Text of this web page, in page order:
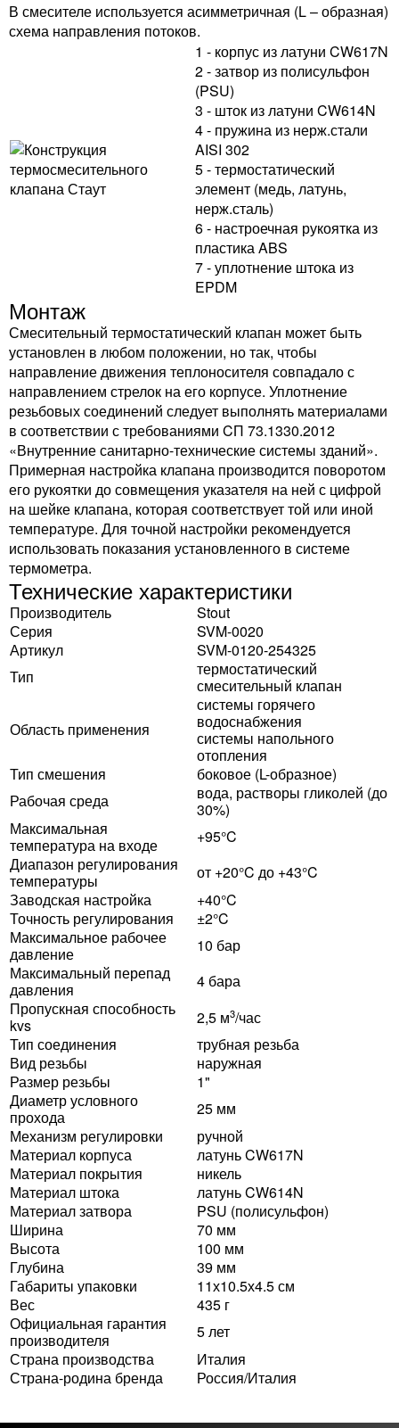
В смесителе используется асимметричная (L – образная)
схема направления потоков.
1 - корпус из латуни CW617N
2 - затвор из полисульфон
(PSU)
3 - шток из латуни CW614N
4 - пружина из нерж.стали
AISI 302
5 - термостатический
элемент (медь, латунь,
нерж.сталь)
6 - настроечная рукоятка из
пластика ABS
7 - уплотнение штока из
EPDM
Монтаж
Смесительный термостатический клапан может быть
установлен в любом положении, но так, чтобы
направление движения теплоносителя совпадало с
направлением стрелок на его корпусе. Уплотнение
резьбовых соединений следует выполнять материалами
в соответствии с требованиями CП 73.1330.2012
«Внутренние санитарно-технические системы зданий».
Примерная настройка клапана производится поворотом
его рукоятки до совмещения указателя на ней с цифрой
на шейке клапана, которая соответствует той или иной
температуре. Для точной настройки рекомендуется
использовать показания установленного в системе
термометра.
Технические характеристики
Производитель
Stout
Серия
SVM-0020
Артикул
SVM-0120-254325
Тип
термостатический
смесительный клапан
Область применения
системы горячего
водоснабжения
системы напольного
отопления
Тип смешения
боковое (L-образное)
Рабочая среда
вода, растворы гликолей (до
30%)
Максимальная
температура на входе
+95°C
Диапазон регулирования
температуры
от +20°C до +43°C
Заводская настройка
+40°C
Точность регулирования
±2°C
Максимальное рабочее
давление
10 бар
Максимальный перепад
давления
4 бара
Пропускная способность
kvs
2,5 м3/час
Тип соединения
трубная резьба
Вид резьбы
наружная
Размер резьбы
1"
Диаметр условного
прохода
25 мм
Механизм регулировки
ручной
Материал корпуса
латунь CW617N
Материал покрытия
никель
Материал штока
латунь CW614N
Материал затвора
PSU (полисульфон)
Ширина
70 мм
Высота
100 мм
Глубина
39 мм
Габариты упаковки
11х10.5х4.5 см
Вес
435 г
Официальная гарантия
производителя
5 лет
Страна производства
Италия
Страна-родина бренда
Россия/Италия